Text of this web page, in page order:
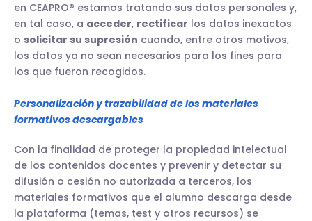
en CEAPRO® estamos tratando sus datos personales y,
en tal caso, a acceder, rectificar los datos inexactos
o solicitar su supresión cuando, entre otros motivos,
los datos ya no sean necesarios para los fines para
los que fueron recogidos.
Personalización y trazabilidad de los materiales
formativos descargables
Con la finalidad de proteger la propiedad intelectual
de los contenidos docentes y prevenir y detectar su
difusión o cesión no autorizada a terceros, los
materiales formativos que el alumno descarga desde
la plataforma (temas, test y otros recursos) se